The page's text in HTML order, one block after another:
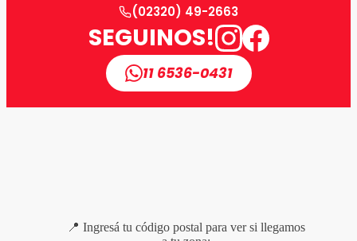
(02320) 49-2663
SEGUINOS!
11 6536-0431
📍 Ingresá tu código postal para ver si llegamos